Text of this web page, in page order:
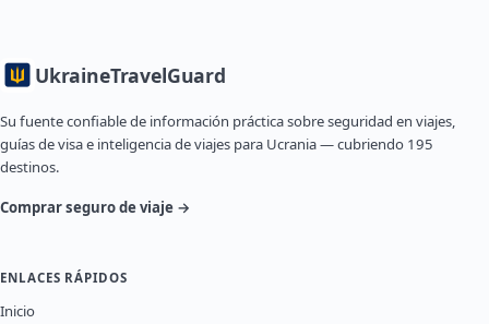
UkraineTravelGuard
Su fuente confiable de información práctica sobre seguridad en viajes,
guías de visa e inteligencia de viajes para Ucrania — cubriendo 195
destinos.
Comprar seguro de viaje →
ENLACES RÁPIDOS
Inicio